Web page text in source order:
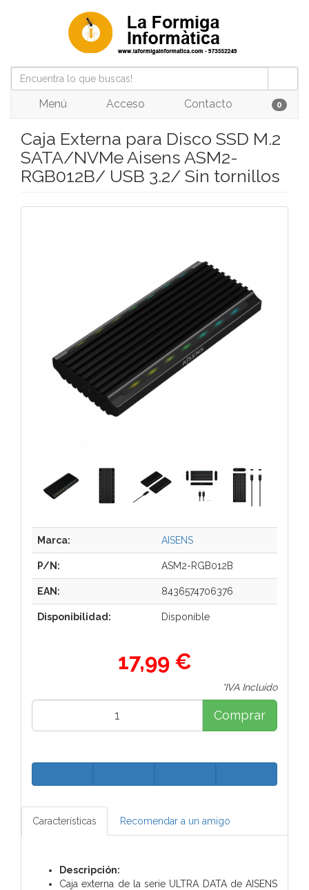
Menú Acceso Contacto 0
Caja Externa para Disco SSD M.2
SATA/NVMe Aisens ASM2-
RGB012B/ USB 3.2/ Sin tornillos
Marca: AISENS
P/N: ASM2-RGB012B
EAN: 8436574706376
Disponibilidad: Disponible
17,99 €
*IVA Incluido
Comprar
Características Recomendar a un amigo
Descripción:
Caja externa de la serie ULTRA DATA de AISENS